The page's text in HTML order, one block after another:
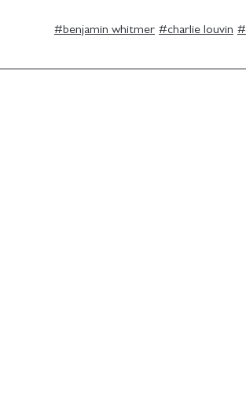
#benjamin whitmer #charlie louvin #